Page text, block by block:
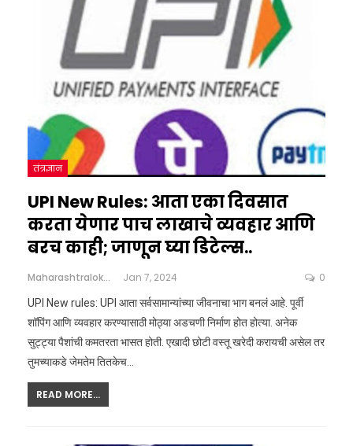
तंत्रज्ञान
UPI New Rules: आता एका दिवसात
करता येणार पाच लाखाचे व्यवहार आणि
बरच काही; जाणून घ्या डिटेल्स..
Maharashtralokshahi Jan 7, 2024 0
UPI New rules: UPI आता सर्वसामान्यांच्या जीवनाचा भाग बनलं आहे. पूर्वी
शॉपिंग आणि व्यवहार करण्यासाठी मोठ्या अडचणी निर्माण होत होत्या. अनेक
सुट्ट्या पैशांची कमतरता भासत होती. एखादी छोटी वस्तू खरेदी करायची असेल तर
तुमच्याकडे जेमतेम तितकेच…
READ MORE...